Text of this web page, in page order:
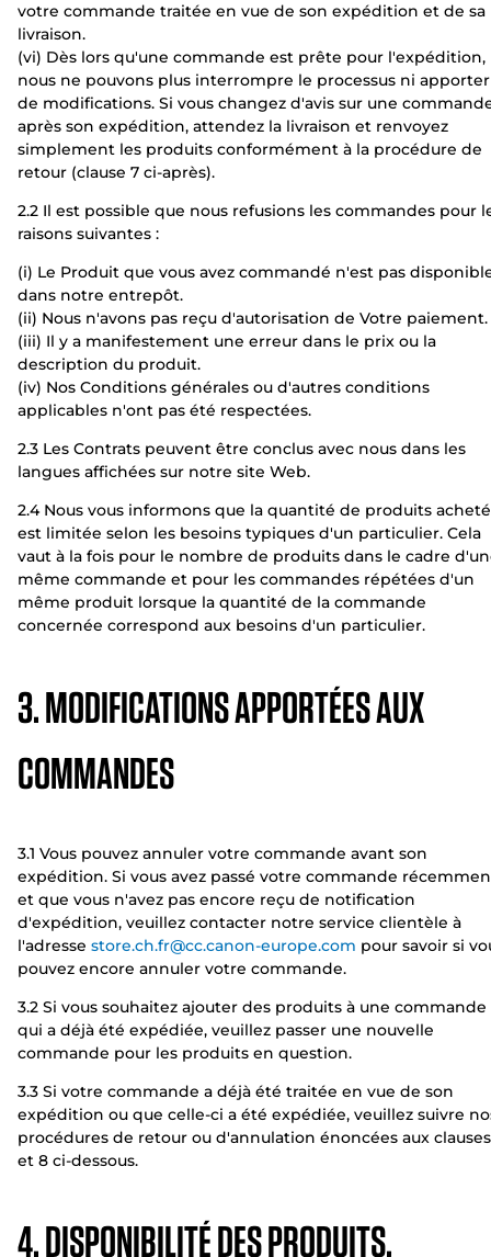
votre commande traitée en vue de son expédition et de sa
livraison.
(vi) Dès lors qu'une commande est prête pour l'expédition,
nous ne pouvons plus interrompre le processus ni apporter
de modifications. Si vous changez d'avis sur une
après son expédition, attendez la livraison et renvoyez
simplement les produits conformément à la procédure de
retour (clause 7 ci-après).
2.2 Il est possible que nous refusions les commandes pour
raisons suivantes :
(i) Le Produit que vous avez commandé n'est pas
dans notre entrepôt.
(ii) Nous n'avons pas reçu d'autorisation de Votre paiement.
(iii) Il y a manifestement une erreur dans le prix ou la
description du produit.
(iv) Nos Conditions générales ou d'autres conditions
applicables n'ont pas été respectées.
2.3 Les Contrats peuvent être conclus avec nous dans les
langues affichées sur notre site Web.
2.4 Nous vous informons que la quantité de produits
est limitée selon les besoins typiques d'un particulier. Cela
vaut à la fois pour le nombre de produits dans le cadre
même commande et pour les commandes répétées d'un
même produit lorsque la quantité de la commande
concernée correspond aux besoins d'un particulier.
3. MODIFICATIONS APPORTÉES AUX
COMMANDES
3.1 Vous pouvez annuler votre commande avant son
expédition. Si vous avez passé votre commande
et que vous n'avez pas encore reçu de notification
d'expédition, veuillez contacter notre service clientèle à
l'adresse store.ch.fr@cc.canon-europe.com pour savoir si
pouvez encore annuler votre commande.
3.2 Si vous souhaitez ajouter des produits à une commande
qui a déjà été expédiée, veuillez passer une nouvelle
commande pour les produits en question.
3.3 Si votre commande a déjà été traitée en vue de son
expédition ou que celle-ci a été expédiée, veuillez suivre
procédures de retour ou d'annulation énoncées aux
et 8 ci-dessous.
4. DISPONIBILITÉ DES PRODUITS,